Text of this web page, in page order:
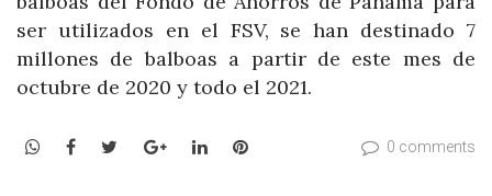
ser utilizados en el FSV, se han destinado 7
millones de balboas a partir de este mes de
octubre de 2020 y todo el 2021.
WhatsApp
Facebook
TwitterGoogle+LinkedInPinterest 0 comments